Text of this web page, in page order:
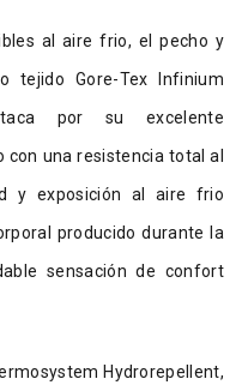
al aire frio, el pecho y
tejido Gore-Tex Infinium
por su excelente
una resistencia total al
y exposición al aire frio
producido durante la
sensación de confort
Hydrorepellent,